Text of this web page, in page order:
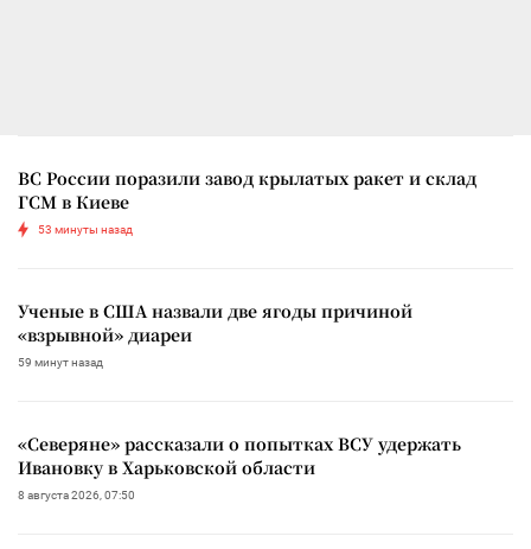
ВС России поразили завод крылатых ракет и склад
ГСМ в Киеве
53 минуты назад
Ученые в США назвали две ягоды причиной
«взрывной» диареи
59 минут назад
«Северяне» рассказали о попытках ВСУ удержать
Ивановку в Харьковской области
8 августа 2026, 07:50